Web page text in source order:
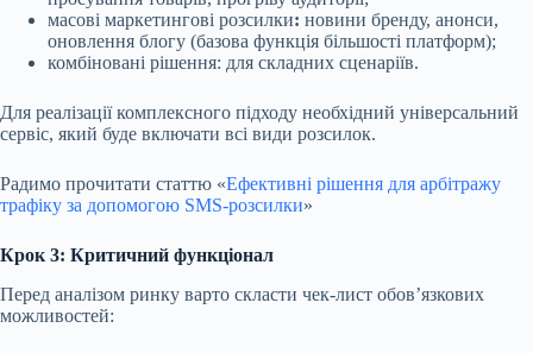
масові маркетингові розсилки: новини бренду, анонси,
оновлення блогу (базова функція більшості платформ);
комбіновані рішення: для складних сценаріїв.
Для реалізації комплексного підходу необхідний універсальний
сервіс, який буде включати всі види розсилок.
Радимо прочитати статтю «Ефективні рішення для арбітражу
трафіку за допомогою SMS-розсилки»
Крок 3: Критичний функціонал
Перед аналізом ринку варто скласти чек-лист обов’язкових
можливостей: